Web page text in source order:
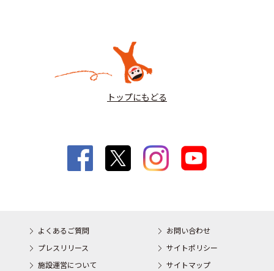
トップにもどる
よくあるご質問
お問い合わせ
プレスリリース
サイトポリシー
施設運営について
サイトマップ